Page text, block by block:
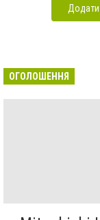
Додати
ОГОЛОШЕННЯ